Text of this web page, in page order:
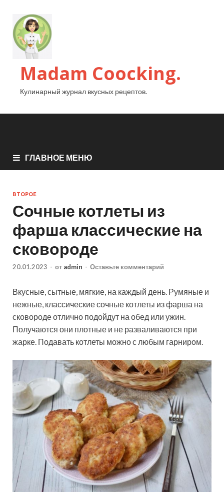
Madam Coocking.
Кулинарный журнал вкусных рецептов.
ГЛАВНОЕ МЕНЮ
ВТОРОЕ
Сочные котлеты из
фарша классические на
сковороде
20.01.2023 - от admin - Оставьте комментарий
Вкусные, сытные, мягкие, на каждый день. Румяные и
нежные, классические сочные котлеты из фарша на
сковороде отлично подойдут на обед или ужин.
Получаются они плотные и не разваливаются при
жарке. Подавать котлеты можно с любым гарниром.